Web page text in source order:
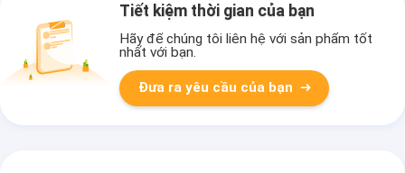
Tiết kiệm thời gian của bạn
Hãy để chúng tôi liên hệ với sản phẩm tốt
nhất với bạn.
Đưa ra yêu cầu của bạn